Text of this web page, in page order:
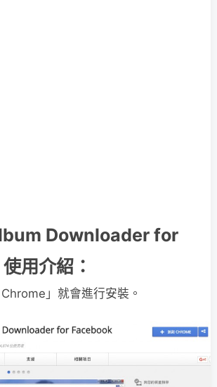
Downloader for
用介紹：
」就會進行安裝。